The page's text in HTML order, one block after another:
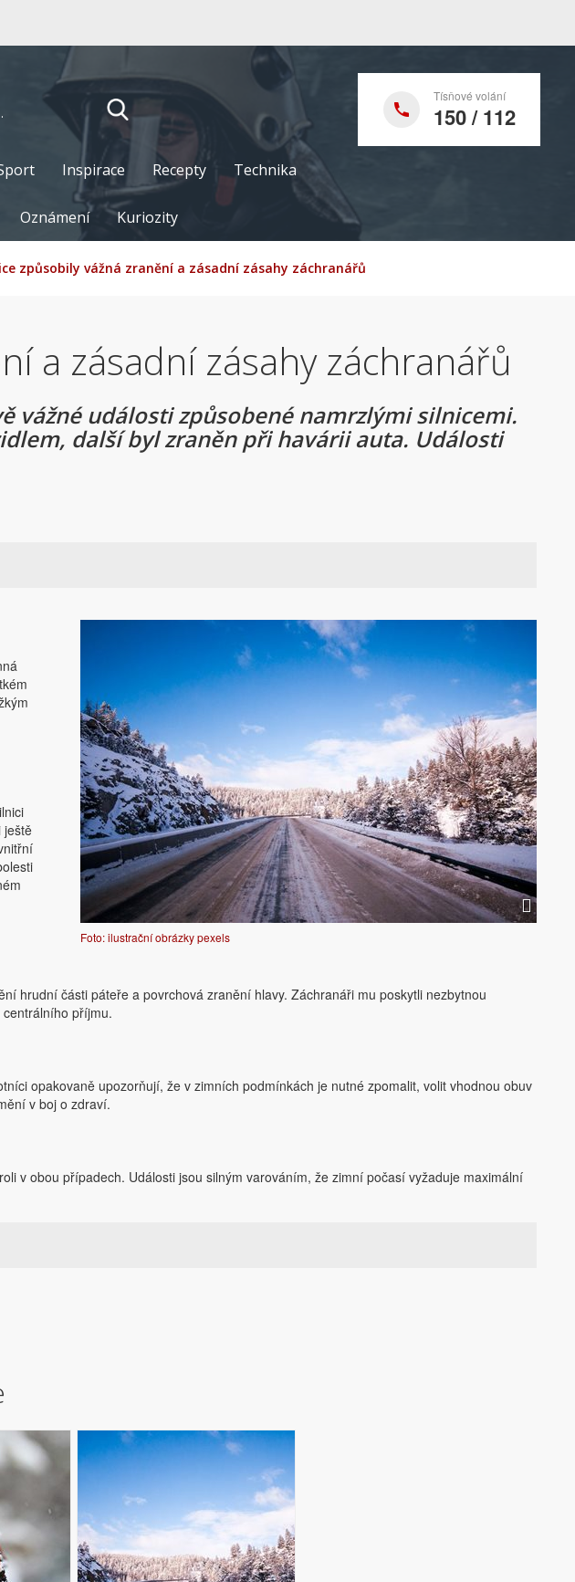
Tísňové volání
150 / 112
Inspirace Recepty Technika
Oznámení Kuriozity
způsobily vážná zranění a zásadní zásahy záchranářů
a zásadní zásahy záchranářů
vážné události způsobené namrzlými silnicemi.
další byl zraněn při havárii auta. Události
Foto: ilustrační obrázky pexels
ještě
hrudní části páteře a povrchová zranění hlavy. Záchranáři mu poskytli nezbytnou
příjmu.
opakovaně upozorňují, že v zimních podmínkách je nutné zpomalit, volit vhodnou obuv
v boj o zdraví.
v obou případech. Události jsou silným varováním, že zimní počasí vyžaduje maximální